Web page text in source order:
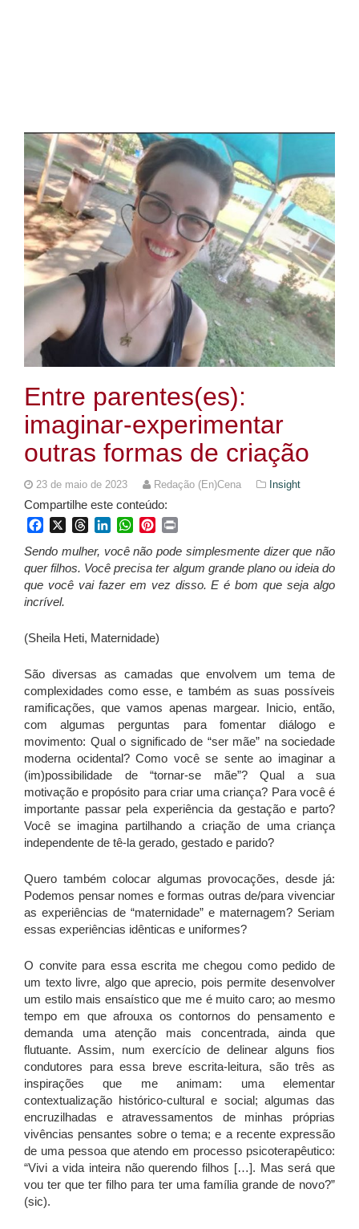
Entre parentes(es):
imaginar-experimentar
outras formas de criação
23 de maio de 2023 Redação (En)Cena Insight
Compartilhe este conteúdo:
FacebookThreadsLinkedInWhatsApp
Pinterest
Sendo mulher, você não pode simplesmente dizer que não
quer filhos. Você precisa ter algum grande plano ou ideia do
que você vai fazer em vez disso. E é bom que seja algo
incrível.
(Sheila Heti, Maternidade)
São diversas as camadas que envolvem um tema de
complexidades como esse, e também as suas possíveis
ramificações, que vamos apenas margear. Inicio, então,
com algumas perguntas para fomentar diálogo e
movimento: Qual o significado de “ser mãe” na sociedade
moderna ocidental? Como você se sente ao imaginar a
(im)possibilidade de “tornar-se mãe”? Qual a sua
motivação e propósito para criar uma criança? Para você é
importante passar pela experiência da gestação e parto?
Você se imagina partilhando a criação de uma criança
independente de tê-la gerado, gestado e parido?
Quero também colocar algumas provocações, desde já:
Podemos pensar nomes e formas outras de/para vivenciar
as experiências de “maternidade” e maternagem? Seriam
essas experiências idênticas e uniformes?
O convite para essa escrita me chegou como pedido de
um texto livre, algo que aprecio, pois permite desenvolver
um estilo mais ensaístico que me é muito caro; ao mesmo
tempo em que afrouxa os contornos do pensamento e
demanda uma atenção mais concentrada, ainda que
flutuante. Assim, num exercício de delinear alguns fios
condutores para essa breve escrita-leitura, são três as
inspirações que me animam: uma elementar
contextualização histórico-cultural e social; algumas das
encruzilhadas e atravessamentos de minhas próprias
vivências pensantes sobre o tema; e a recente expressão
de uma pessoa que atendo em processo psicoterapêutico:
“Vivi a vida inteira não querendo filhos […]. Mas será que
vou ter que ter filho para ter uma família grande de novo?”
(sic).